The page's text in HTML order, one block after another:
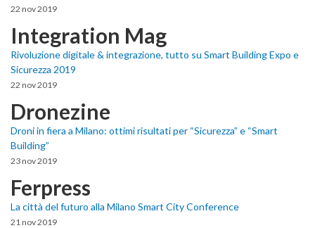
22 nov 2019
Integration Mag
Rivoluzione digitale & integrazione, tutto su Smart Building Expo e
Sicurezza 2019
22 nov 2019
Dronezine
Droni in fiera a Milano: ottimi risultati per “Sicurezza” e “Smart
Building”
23 nov 2019
Ferpress
La città del futuro alla Milano Smart City Conference
21 nov 2019